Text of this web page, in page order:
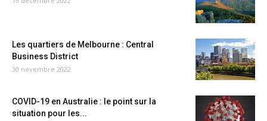
Les quartiers de Melbourne : Central
Business District
30 novembre 2022
COVID-19 en Australie : le point sur la
situation pour les...